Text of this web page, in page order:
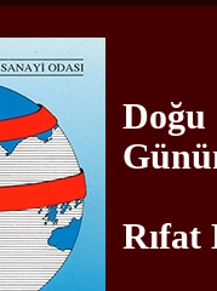
Rıfat